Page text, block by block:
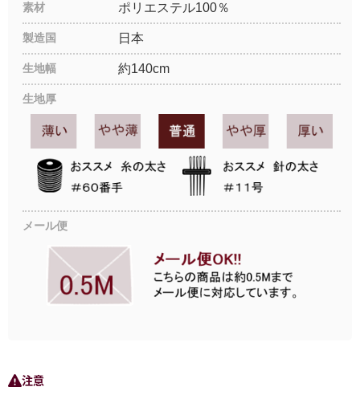
素材 ポリエステル100％
製造国 日本
生地幅 約140cm
生地厚
メール便
注意